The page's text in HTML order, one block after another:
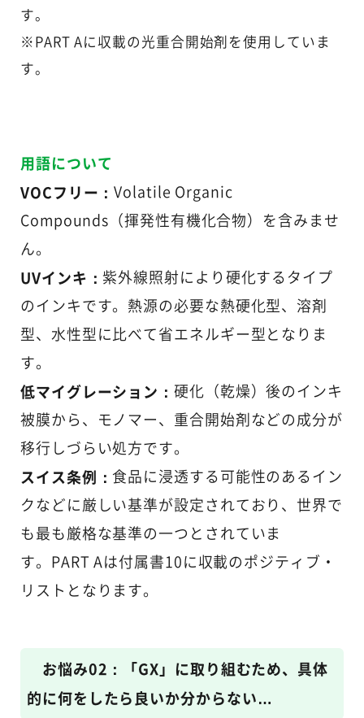
す。
※PART Aに収載の光重合開始剤を使用していま
す。
用語について
VOCフリー：Volatile Organic
Compounds（揮発性有機化合物）を含みませ
ん。
UVインキ： 紫外線照射により硬化するタイプ
のインキです。熱源の必要な熱硬化型、溶剤
型、水性型に比べて省エネルギー型となりま
す。
低マイグレーション：硬化（乾燥）後のインキ
被膜から、モノマー、重合開始剤などの成分が
移行しづらい処方です。
スイス条例： 食品に浸透する可能性のあるイン
クなどに厳しい基準が設定されており、世界で
も最も厳格な基準の一つとされていま
す。 PART Aは付属書10に収載のポジティブ・
リストとなります。
お悩み02：「GX」に取り組むため、具体
的に何をしたら良いか分からない…